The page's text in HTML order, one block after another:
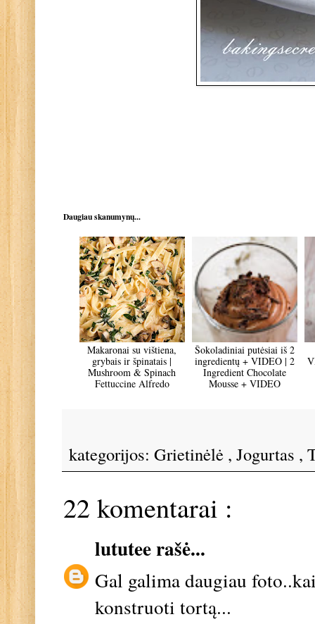
Daugiau skanumynų...
Makaronai su vištiena,
grybais ir špinatais |
Mushroom & Spinach
Fettuccine Alfredo
Šokoladiniai putėsiai iš 2
ingredientų + VIDEO | 2
Ingredient Chocolate
Mousse + VIDEO
kategorijos: Grietinėlė , Jogurtas ,
22 komentarai :
lututeerašė...
Gal galima daugiau
konstruoti tortą...